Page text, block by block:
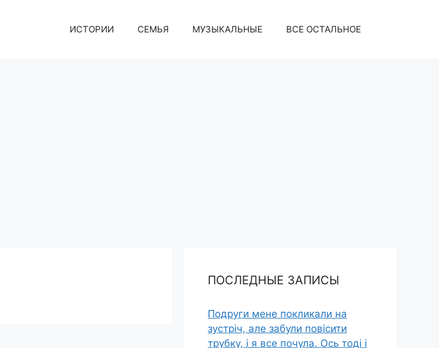
ИСТОРИИ СЕМЬЯ МУЗЫКАЛЬНЫЕ ВСЕ ОСТАЛЬНОЕ
ПОСЛЕДНЫЕ ЗАПИСЫ
Подруги мене покликали на
зустріч, але забули повісити
трубку, і я все почула. Ось тоді і